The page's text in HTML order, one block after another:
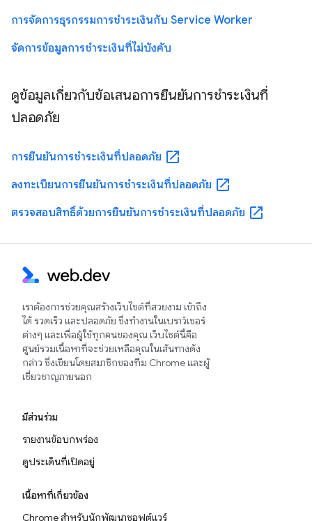
การจัดการธุรกรรมการชำระเงินกับ Service Worker
จัดการข้อมูลการชำระเงินที่ไม่บังคับ
ดูข้อมูลเกี่ยวกับข้อเสนอการยืนยันการชำระเงินที่
ปลอดภัย
การยืนยันการชำระเงินที่ปลอดภัย open_in_new
ลงทะเบียนการยืนยันการชำระเงินที่ปลอดภัย open_in_new
ตรวจสอบสิทธิ์ด้วยการยืนยันการชำระเงินที่ปลอดภัย open_in_new
เราต้องการช่วยคุณสร้างเว็บไซต์ที่สวยงาม เข้าถึง
ได้ รวดเร็ว และปลอดภัย ซึ่งทำงานในเบราว์เซอร์
ต่างๆ และเพื่อผู้ใช้ทุกคนของคุณ เว็บไซต์นี้คือ
ศูนย์รวมเนื้อหาที่จะช่วยเหลือคุณในเส้นทางดัง
กล่าว ซึ่งเขียนโดยสมาชิกของทีม Chrome และผู้
เชี่ยวชาญภายนอก
มีส่วนร่วม
รายงานข้อบกพร่อง
ดูประเด็นที่เปิดอยู่
เนื้อหาที่เกี่ยวข้อง
Chrome สำหรับนักพัฒนาซอฟต์แวร์